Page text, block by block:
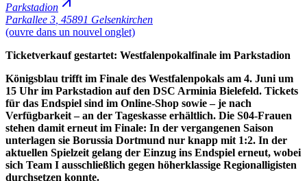
Parkstadion
Parkallee 3 45891 Gelsenkirchen
(ouvre dans un nouvel onglet)
Ticketverkauf gestartet: Westfalenpokalfinale im Parkstadion
Königsblau trifft im Finale des Westfalenpokals am 4. Juni um
15 Uhr im Parkstadion auf den DSC Arminia Bielefeld. Tickets
für das Endspiel sind im Online-Shop sowie – je nach
Verfügbarkeit – an der Tageskasse erhältlich. Die S04-Frauen
stehen damit erneut im Finale: In der vergangenen Saison
unterlagen sie Borussia Dortmund nur knapp mit 1:2. In der
aktuellen Spielzeit gelang der Einzug ins Endspiel erneut, wobei
sich Team I ausschließlich gegen höherklassige Regionalligisten
durchsetzen konnte.